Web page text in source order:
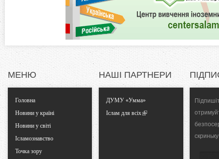
a
T
МЕНЮ
Головна
Новини у країні
Новини у світі
Ісламознавство
Точка зору
НАШІ ПАРТНЕРИ
ДУМУ «Умма»
Іслам для всіх